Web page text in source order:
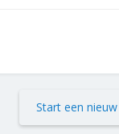
Start een